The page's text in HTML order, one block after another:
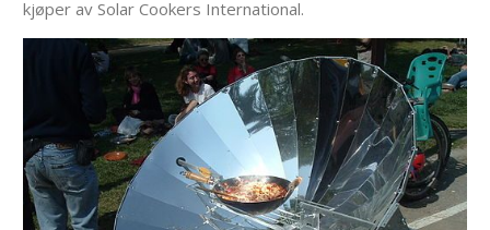
kjøper av Solar Cookers International.